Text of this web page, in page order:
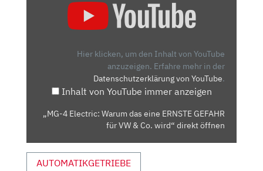
ELECTRIC:
GEFAHR
CO.
WIRD“
Hier klicken, um den Inhalt von YouTube
anzuzeigen. Erfahre mehr in der
Datenschutzerklärung von YouTube.
Inhalt von YouTube immer anzeigen
„MG-4 Electric: Warum das eine ERNSTE GEFAHR
für VW & Co. wird“ direkt öffnen
AUTOMATIKGETRIEBE